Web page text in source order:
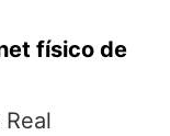
físico de